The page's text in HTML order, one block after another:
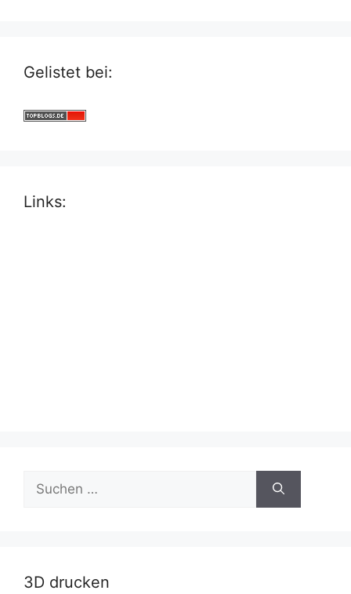
Gelistet bei:
Links:
Suche
nach:
3D drucken